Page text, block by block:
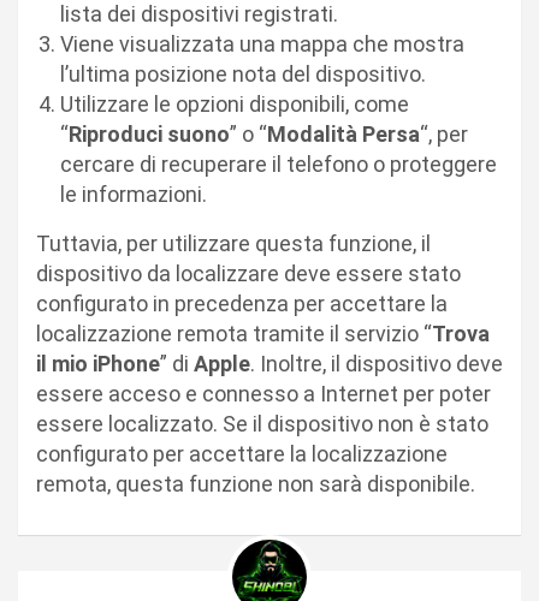
lista dei dispositivi registrati.
Viene visualizzata una mappa che mostra
l’ultima posizione nota del dispositivo.
Utilizzare le opzioni disponibili, come
“Riproduci suono” o “Modalità Persa“, per
cercare di recuperare il telefono o proteggere
le informazioni.
Tuttavia, per utilizzare questa funzione, il
dispositivo da localizzare deve essere stato
configurato in precedenza per accettare la
localizzazione remota tramite il servizio “Trova
il mio iPhone” di Apple. Inoltre, il dispositivo deve
essere acceso e connesso a Internet per poter
essere localizzato. Se il dispositivo non è stato
configurato per accettare la localizzazione
remota, questa funzione non sarà disponibile.